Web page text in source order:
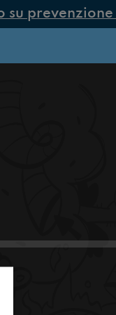
prevenzione